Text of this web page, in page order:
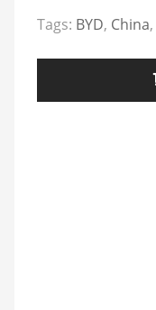
Tags: BYD, China,